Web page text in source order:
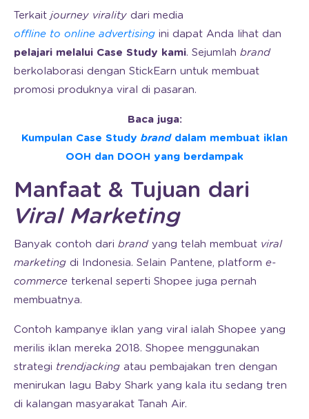
Terkait journey virality dari media
offline to online advertising ini dapat Anda lihat dan
pelajari melalui Case Study kami. Sejumlah brand
berkolaborasi dengan StickEarn untuk membuat
promosi produknya viral di pasaran.
Baca juga:
Kumpulan Case Study branddalam membuat iklan
OOH dan DOOH yang berdampak
Manfaat & Tujuan dari
Viral Marketing
Banyak contoh dari brand yang telah membuat viral
marketing di Indonesia. Selain Pantene, platform e-
commerce terkenal seperti Shopee juga pernah
membuatnya.
Contoh kampanye iklan yang viral ialah Shopee yang
merilis iklan mereka 2018. Shopee menggunakan
strategi trendjacking atau pembajakan tren dengan
menirukan lagu Baby Shark yang kala itu sedang tren
di kalangan masyarakat Tanah Air.